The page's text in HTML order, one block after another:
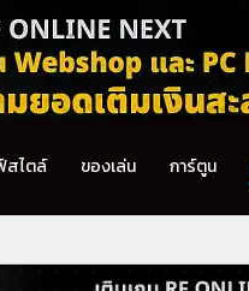
สไตล์ ของเล่น การ์ตูน